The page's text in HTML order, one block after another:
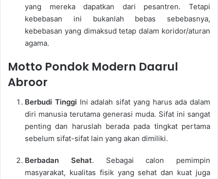
yang mereka dapatkan dari pesantren. Tetapi
kebebasan ini bukanlah bebas sebebasnya,
kebebasan yang dimaksud tetap dalam koridor/aturan
agama.
Motto Pondok Modern Daarul
Abroor
Berbudi Tinggi Ini adalah sifat yang harus ada dalam
diri manusia terutama generasi muda. Sifat ini sangat
penting dan haruslah berada pada tingkat pertama
sebelum sifat-sifat lain yang akan dimiliki.
Berbadan Sehat. Sebagai calon pemimpin
masyarakat, kualitas fisik yang sehat dan kuat juga